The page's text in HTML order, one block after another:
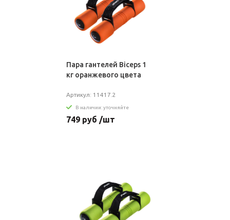
Пара гантелей Biceps 1
кг оранжевого цвета
Артикул: 11417.2
В наличии: уточняйте
749 руб /шт